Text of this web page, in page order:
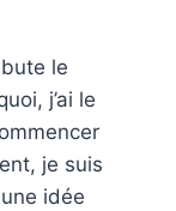
le
j’ai le
je suis
idée